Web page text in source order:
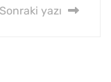
Sonraki yazı